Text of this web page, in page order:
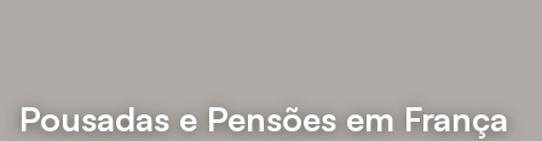
Pousadas e Pensões em França